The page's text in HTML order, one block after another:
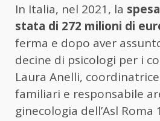
In Italia, nel 2021, la
stata di 272 milioni di
ferma e dopo aver
decine di psicologi per i
Laura Anelli,
familiari e responsabile
ginecologia dell’Asl Roma